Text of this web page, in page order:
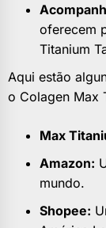
oferecem
Titanium
Aqui estão
o Colagen Max
Max
Amazon:
mundo.
Shopee: